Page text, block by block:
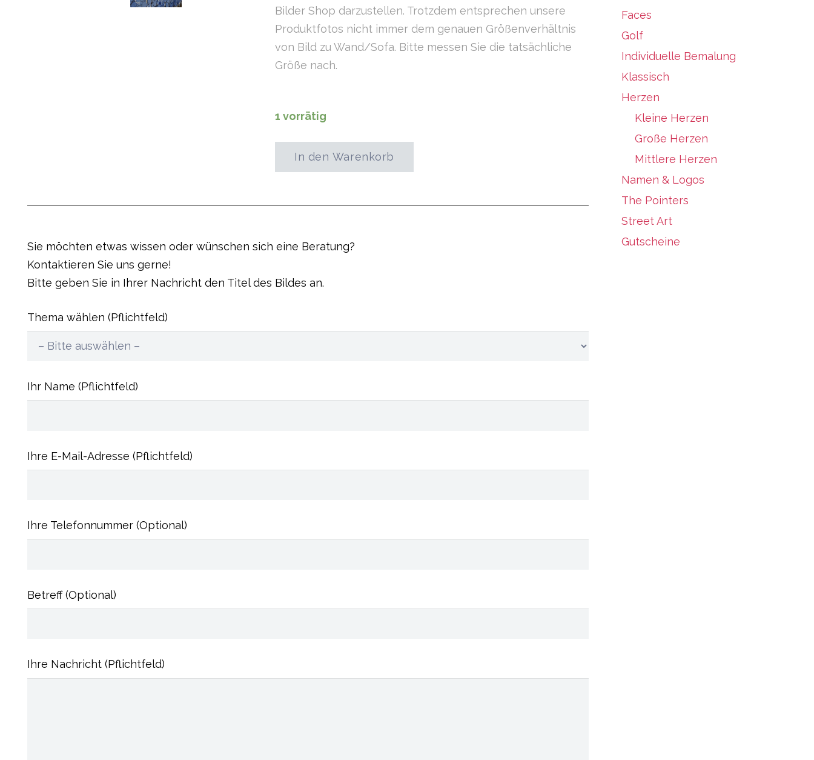
Bilder Shop darzustellen. Trotzdem entsprechen unsere
Produktfotos nicht immer dem genauen Größenverhältnis
von Bild zu Wand/Sofa. Bitte messen Sie die tatsächliche
Größe nach.
1 vorrätig
Auenlandschaft
In den Warenkorb
Sie möchten etwas wissen oder wünschen sich eine Beratung?
Kontaktieren Sie uns gerne!
Bitte geben Sie in Ihrer Nachricht den Titel des Bildes an.
Thema wählen (Pflichtfeld)
Ihr Name (Pflichtfeld)
Ihre E-Mail-Adresse (Pflichtfeld)
Ihre Telefonnummer (Optional)
Betreff (Optional)
Ihre Nachricht (Pflichtfeld)
Faces
Golf
Individuelle Bemalung
Klassisch
Herzen
Kleine Herzen
Große Herzen
Mittlere Herzen
Namen & Logos
The Pointers
Street Art
Gutscheine